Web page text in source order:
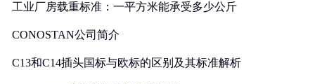
工业厂房载重标准：一平方米能承受多少公斤
CONOSTAN公司简介
C13和C14插头国标与欧标的区别及其标准解析